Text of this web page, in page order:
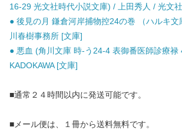
16-29 光文社時代小説文庫) / 上田秀人 / 光文
● 後見の月 鎌倉河岸捕物控24の巻 （ハルキ文
川春樹事務所 [文庫]
● 悪血 (角川文庫 時-う24-4 表御番医師診療禄
KADOKAWA [文庫]
■通常２４時間以内に発送可能です。
■メール便は、１冊から送料無料です。